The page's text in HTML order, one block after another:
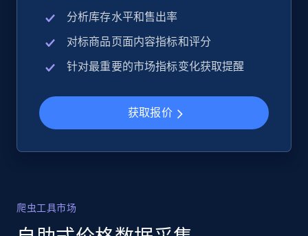
分析库存水平和售出率
对标商品页面内容指标和评分
针对最重要的市场指标变化获取提醒
获取报价
爬虫工具市场